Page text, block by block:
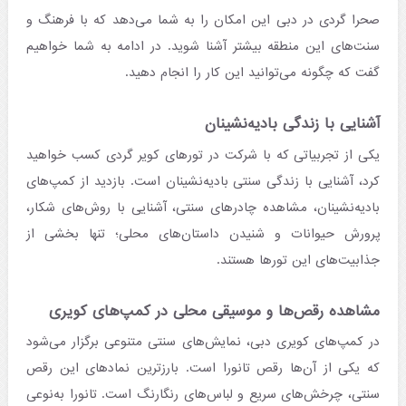
صحرا گردی در دبی این امکان را به شما می‌دهد که با فرهنگ و
سنت‌های این منطقه بیشتر آشنا شوید. در ادامه به شما خواهیم
گفت که چگونه می‌توانید این کار را انجام دهید.
آشنایی با زندگی بادیه‌نشینان
یکی از تجربیاتی که با شرکت در تورهای کویر گردی کسب خواهید
کرد، آشنایی با زندگی سنتی بادیه‌نشینان است. بازدید از کمپ‌های
بادیه‌نشینان، مشاهده چادرهای سنتی، آشنایی با روش‌های شکار،
پرورش حیوانات و شنیدن داستان‌های محلی؛ تنها بخشی از
جذابیت‌های این تورها هستند.
مشاهده رقص‌ها و موسیقی محلی در کمپ‌های کویری
در کمپ‌های کویری دبی، نمایش‌های سنتی متنوعی برگزار می‌شود
که یکی از آن‌ها رقص تانورا است. بارزترین نمادهای این رقص
سنتی، چرخش‌های سریع و لباس‌های رنگارنگ است. تانورا به‌نوعی